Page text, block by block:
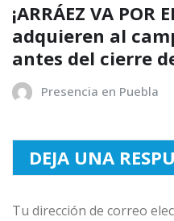
¡ARRÁEZ VA POR
adquieren al
antes del cierre
Presencia en Puebla
DEJA UNA
Tu dirección de correo